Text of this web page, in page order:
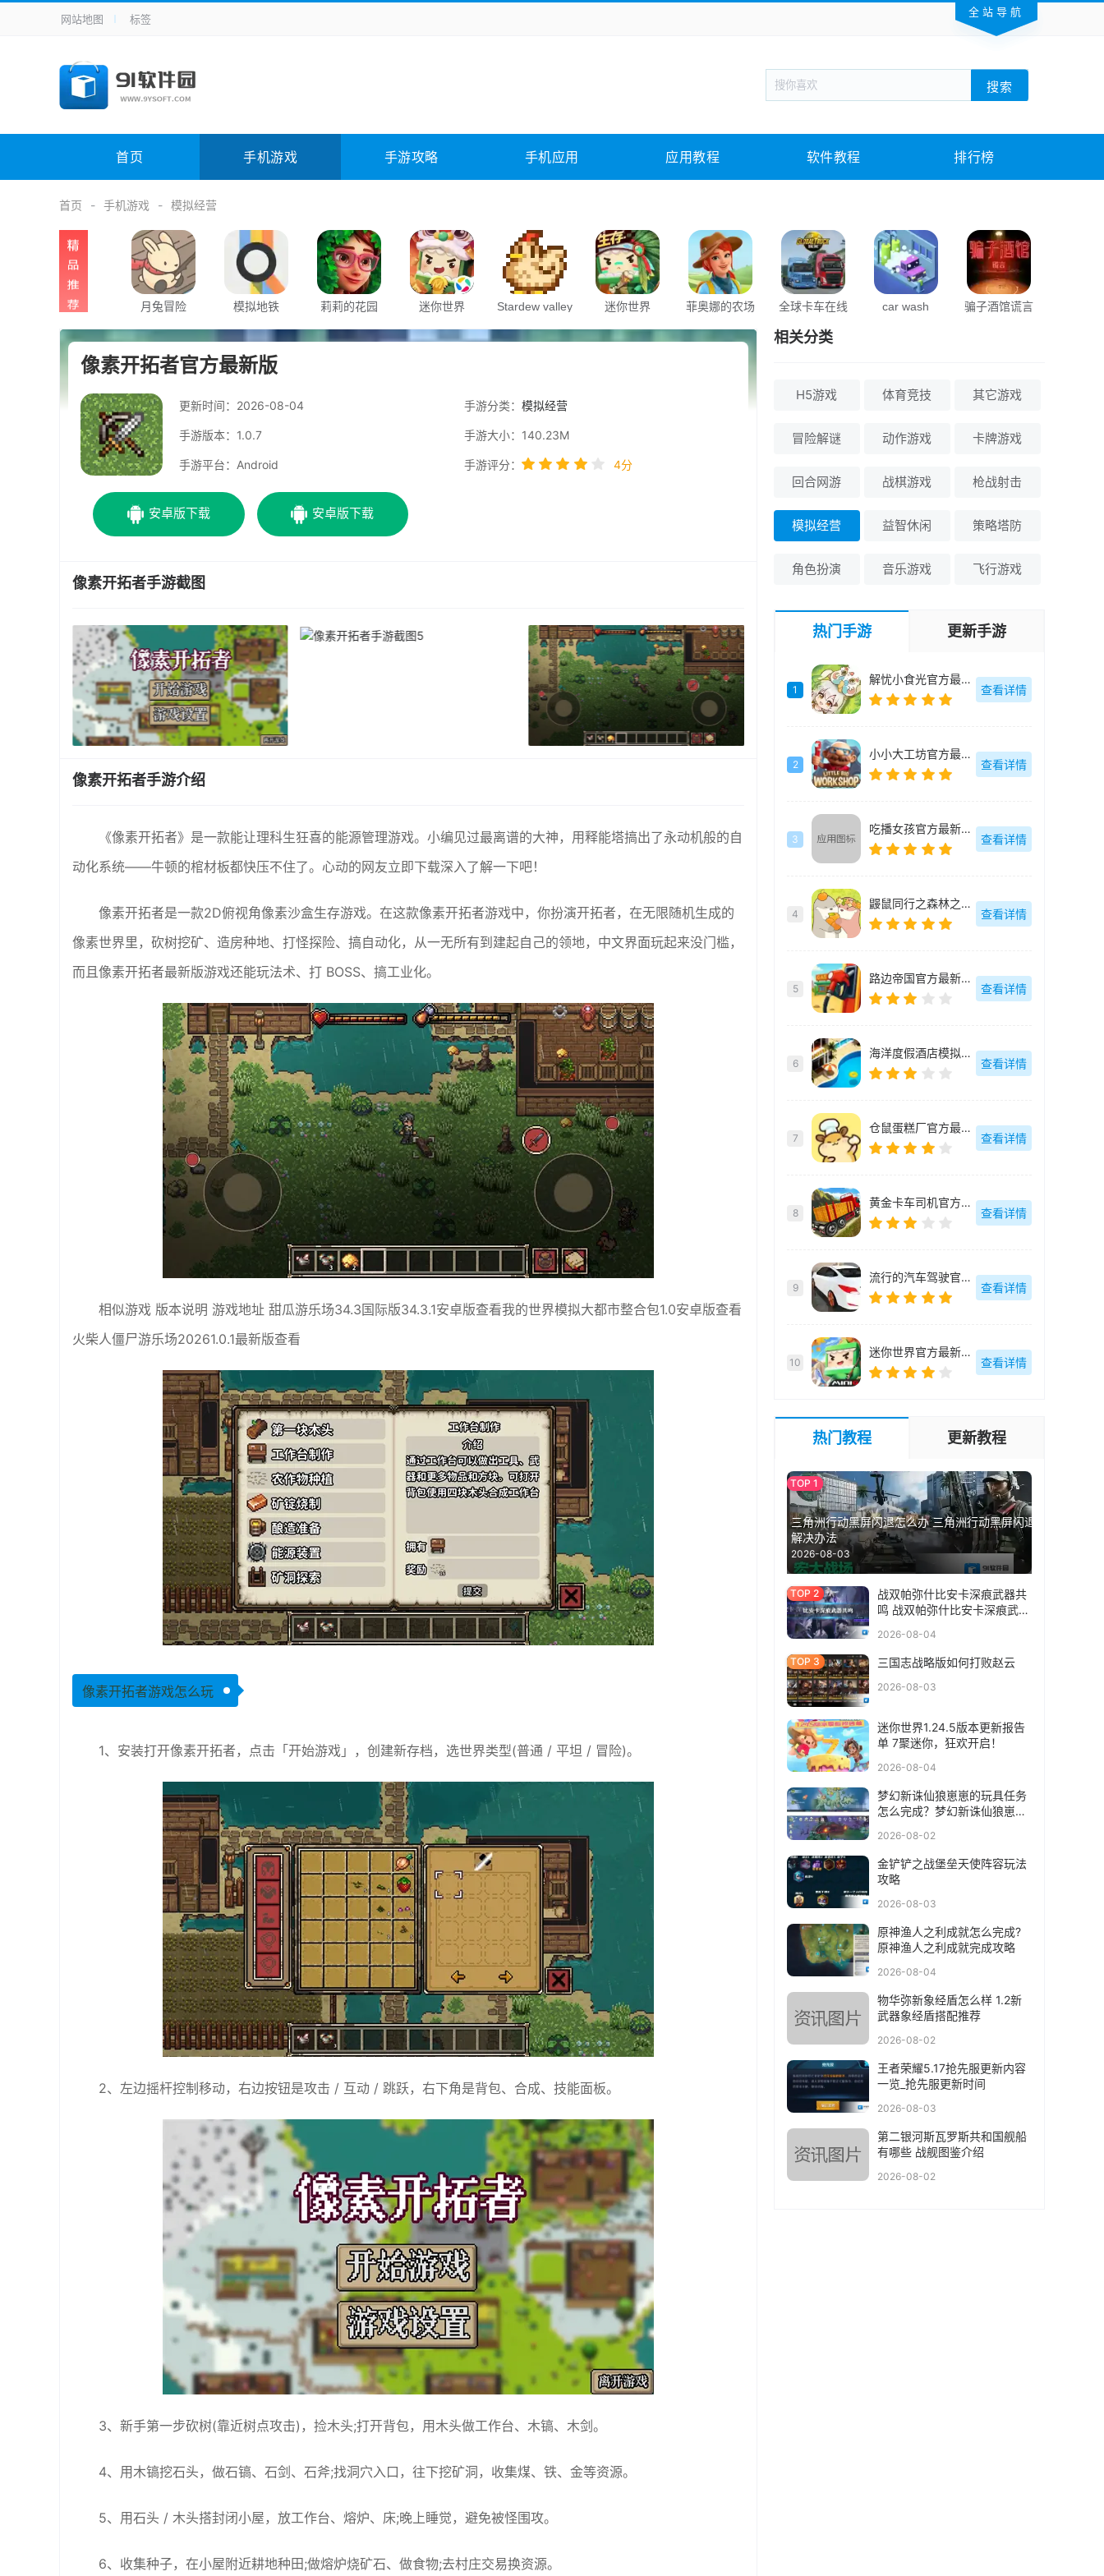
手机应用 新闻阅读 旅游出行 生活实用
手机游戏 H5游戏 回合网游 战棋游戏 枪战射击
电脑软件 其它类别 图形软件 安全相关 应用软件 影音软件 插件下载 教育教学 游戏娱乐 系统软件 素材下载
未分类 综合其它
全站导航
网站地图 标签
搜索
首页 手机游戏 手游攻略 手机应用 应用教程 软件教程 排行榜
首页 手机游戏 模拟经营
月兔冒险 模拟地铁 莉莉的花园 迷你世界 Stardew valley 迷你世界 菲奥娜的农场 全球卡车在线 car wash 骗子酒馆谎言
像素开拓者官方最新版
更新时间： 2026-08-04 手游分类： 模拟经营
手游版本：1.0.7 手游大小：140.23M
手游平台：Android 手游评分： 4分
安卓版下载 安卓版下载
像素开拓者手游截图
像素开拓者手游介绍
《像素开拓者》是一款能让理科生狂喜的能源管理游戏。小编见过最离谱的大神，用释能塔搞出了永动机般的自
动化系统——牛顿的棺材板都快压不住了。心动的网友立即下载深入了解一下吧！
像素开拓者是一款2D俯视角像素沙盒生存游戏。在这款像素开拓者游戏中，你扮演开拓者，在无限随机生成的
像素世界里，砍树挖矿、造房种地、打怪探险、搞自动化，从一无所有到建起自己的领地，中文界面玩起来没门槛，
而且像素开拓者最新版游戏还能玩法术、打 BOSS、搞工业化。
相似游戏 版本说明 游戏地址 甜瓜游乐场34.3国际版34.3.1安卓版查看我的世界模拟大都市整合包1.0安卓版查看
火柴人僵尸游乐场20261.0.1最新版查看
像素开拓者游戏怎么玩
1、安装打开像素开拓者，点击「开始游戏」，创建新存档，选世界类型(普通 / 平坦 / 冒险)。
2、左边摇杆控制移动，右边按钮是攻击 / 互动 / 跳跃，右下角是背包、合成、技能面板。
3、新手第一步砍树(靠近树点攻击)，捡木头;打开背包，用木头做工作台、木镐、木剑。
4、用木镐挖石头，做石镐、石剑、石斧;找洞穴入口，往下挖矿洞，收集煤、铁、金等资源。
5、用石头 / 木头搭封闭小屋，放工作台、熔炉、床;晚上睡觉，避免被怪围攻。
6、收集种子，在小屋附近耕地种田;做熔炉烧矿石、做食物;去村庄交易换资源。
相关分类
H5游戏 体育竞技 其它游戏
冒险解谜 动作游戏 卡牌游戏
回合网游 战棋游戏 枪战射击
模拟经营 益智休闲 策略塔防
角色扮演 音乐游戏 飞行游戏
热门手游 更新手游
1
解忧小食光官方最新版-1.0.6
查看详情
2
小小大工坊官方最新版-v1.0.16
查看详情
3
吃播女孩官方最新版-v1.0.12
查看详情
4
鼹鼠同行之森林之家官方最新版-1.0.5
查看详情
5
路边帝国官方最新版-v1.22.1
查看详情
6
海洋度假酒店模拟器官方最新版-v1.27
查看详情
7
仓鼠蛋糕厂官方最新版-v1.1.3
查看详情
8
黄金卡车司机官方最新版-v1.5
查看详情
9
流行的汽车驾驶官方最新版-v1.0.1
查看详情
10
迷你世界官方最新版-1.45.1
查看详情
热门教程 更新教程
三角洲行动黑屏闪退怎么办 三角洲行动黑屏闪退
解决办法
2026-08-03
战双帕弥什比安卡深痕武器共
鸣 战双帕弥什比安卡深痕武器
2026-08-04
三国志战略版如何打败赵云
2026-08-03
迷你世界1.24.5版本更新报告
单 7聚迷你，狂欢开启！
2026-08-04
梦幻新诛仙狼崽崽的玩具任务
怎么完成？梦幻新诛仙狼崽崽
2026-08-02
金铲铲之战堡垒天使阵容玩法
攻略
2026-08-03
原神渔人之利成就怎么完成?
原神渔人之利成就完成攻略
2026-08-04
物华弥新象经盾怎么样 1.2新
武器象经盾搭配推荐
2026-08-02
王者荣耀5.17抢先服更新内容
一览_抢先服更新时间
2026-08-03
第二银河斯瓦罗斯共和国舰船
有哪些 战舰图鉴介绍
2026-08-02